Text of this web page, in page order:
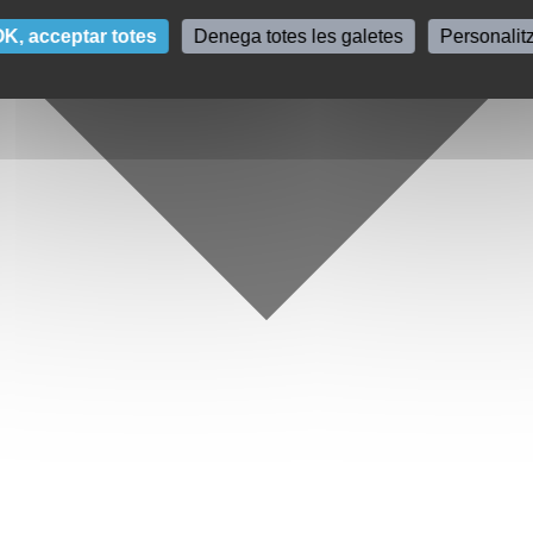
acceptar totes Denega totes les galetes